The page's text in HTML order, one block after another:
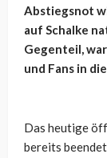
Abstiegsnot
auf Schalke
Gegenteil,
und Fans in
Das heutige
bereits